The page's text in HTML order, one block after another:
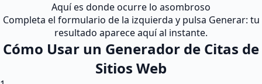
Aquí es donde ocurre lo asombroso
Completa el formulario de la izquierda y pulsa Generar: tu
resultado aparece aquí al instante.
Cómo Usar un Generador de Citas de
Sitios Web